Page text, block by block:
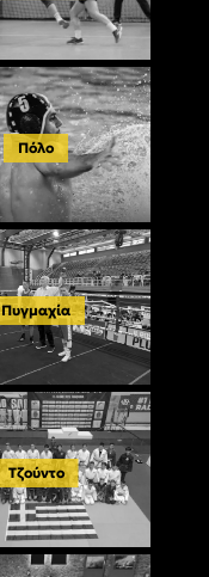
Πόλο
Πυγμαχία
Τζούντο